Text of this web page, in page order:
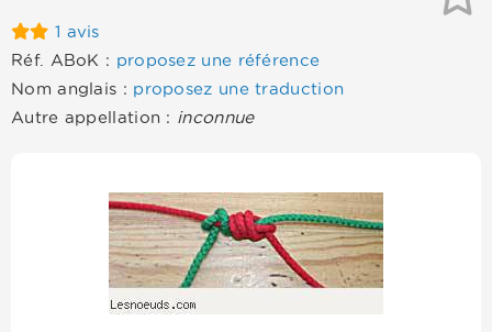
1 avis
Réf. ABoK : proposez une référence
Nom anglais : proposez une traduction
Autre appellation : inconnue